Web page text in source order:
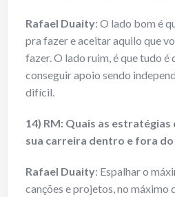
Rafael Duaity: O lado bom é
pra fazer e aceitar aquilo que
fazer. O lado ruim, é que tudo é
conseguir apoio sendo
difícil.
14) RM: Quais as
sua carreira dentro e fora do
Rafael Duaity: Espalhar o
canções e projetos, no máximo